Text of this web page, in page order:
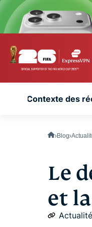
Contexte des
Blog
Le
et